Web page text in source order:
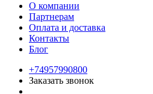
О компании
Партнерам
Оплата и доставка
Контакты
Блог
+74957990800
Заказать звонок